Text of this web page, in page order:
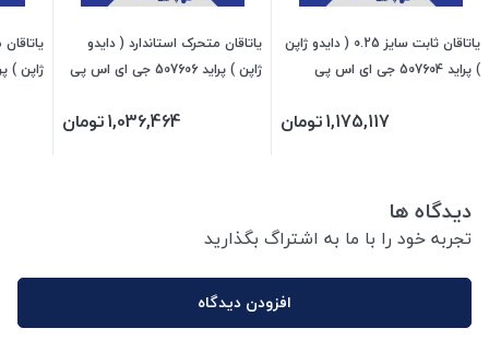
یاتاقان ثابت سایز 0.25 ( دایدو ژاپن
) پراید 507604 جی ای اس پی
1,175,117تومان
یاتاقان متحرک استاندارد ( دایدو
ژاپن ) پراید 507606 جی ای اس پی
1,036,464تومان
ژاپن ) پراید
دیدگاه ها
تجربه خود را با ما به اشتراگ بگذارید
افزودن دیدگاه